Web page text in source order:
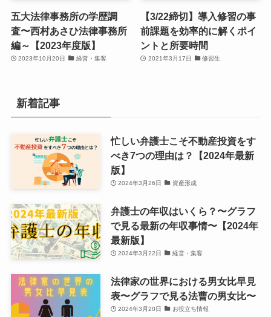
五大法律事務所の学歴調
査〜西村あさひ法律事務所
編～【2023年度版】
2023年10月20日 経営・集客
【3/22締切】導入修習の事
前課題を効率的に解くポイ
ントと所要時間
2021年3月17日 修習生
新着記事
忙しい弁護士こそ不動産投資をす
べき7つの理由は？【2024年最新
版】
2024年3月26日 資産形成
弁護士の年収はいくら？〜グラフ
で見る最新の年収事情〜【2024年
最新版】
2024年3月22日 経営・集客
法律家の世界における男女比早見
表〜グラフで見る法曹の男女比〜
2024年3月20日 お役立ち情報